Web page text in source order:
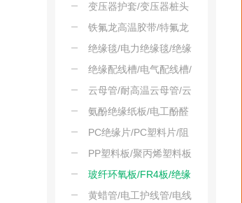
质绝缘盘
变压器护套/变压器桩头
绝缘护罩/变压器护罩
铁氟龙高温胶带/特氟龙
高温胶带/聚四氟乙烯高
温胶带
绝缘毯/电力绝缘毯/绝缘
地垫
绝缘配线槽/电气配线槽/
阻燃绝缘线槽
云母管/耐高温云母管/云
母套管
氨酚绝缘纸板/电工酚醛
纸板
PC绝缘片/PC塑料片/阻
燃PC片
PP塑料板/聚丙烯塑料板
玻纤环氧板/FR4板/绝缘
环氧板
黄蜡管/电工护线管/电线